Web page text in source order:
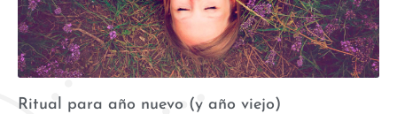
Ritual para año nuevo (y año viejo)